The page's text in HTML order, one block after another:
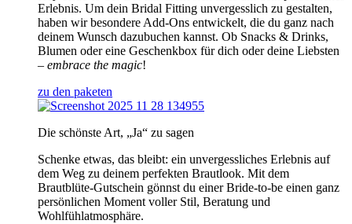
Erlebnis. Um dein Bridal Fitting unvergesslich zu gestalten,
haben wir besondere Add-Ons entwickelt, die du ganz nach
deinem Wunsch dazubuchen kannst. Ob Snacks & Drinks,
Blumen oder eine Geschenkbox für dich oder deine Liebsten
– embrace the magic!
zu den paketen
Die schönste Art, „Ja“ zu sagen
Schenke etwas, das bleibt: ein unvergessliches Erlebnis auf
dem Weg zu deinem perfekten Brautlook. Mit dem
Brautblüte-Gutschein gönnst du einer Bride-to-be einen ganz
persönlichen Moment voller Stil, Beratung und
Wohlfühlatmosphäre.